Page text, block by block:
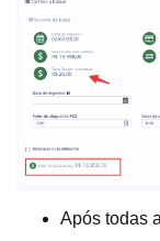
Após todas